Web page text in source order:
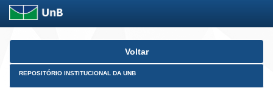
Skip
Voltar
REPOSITÓRIO INSTITUCIONAL DA UNB